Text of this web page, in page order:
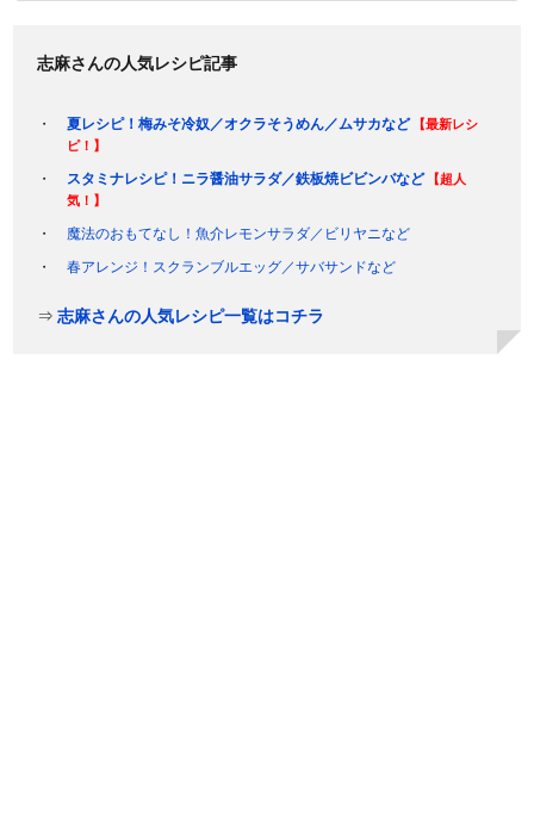
志麻さんの人気レシピ記事
夏レシピ！梅みそ冷奴／オクラそうめん／ムサカなど
【最新レシ
ピ！】
スタミナレシピ！ニラ醤油サラダ／鉄板焼ビビンバなど
【超人
気！】
魔法のおもてなし！魚介レモンサラダ／ビリヤニなど
春アレンジ！スクランブルエッグ／サバサンドなど
⇒志麻さんの人気レシピ一覧はコチラ